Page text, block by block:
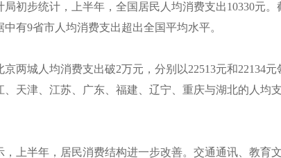
局初步统计，上半年，全国居民人均消费支出10330元。
中有9省市人均消费支出超出全国平均水平。
京两城人均消费支出破2万元，分别以22513元和22134
、天津、江苏、广东、福建、辽宁、重庆与湖北的人均
，上半年，居民消费结构进一步改善。交通通讯、教育